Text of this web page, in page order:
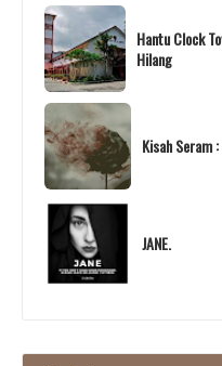
Hantu Clock
Hilang
Kisah Seram
JANE.